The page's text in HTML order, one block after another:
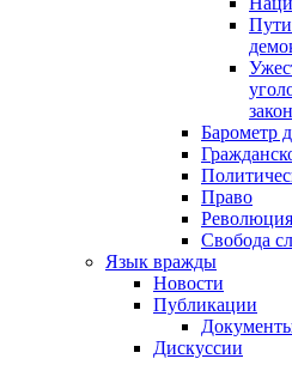
Барометр
Право
Свобода
Язык вражды
Новости
Публикации
Дискуссии